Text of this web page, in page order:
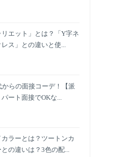
リエット」とは？「Y字ネ
レス」との違いと使...
からの面接コーデ！【派
ート面接でOKな...
カラーとは？ツートンカ
の違いは？3色の配...